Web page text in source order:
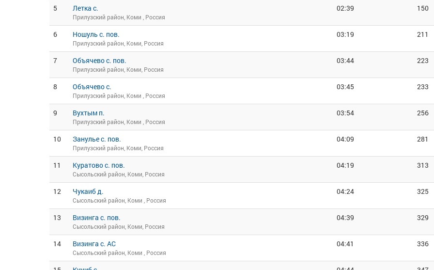
5 Летка с.
Прилузский район, Коми , Россия
02:39 150
6 Ношуль с. пов.
Прилузский район, Коми, Россия
03:19 211
7 Объячево с. пов.
Прилузский район, Коми, Россия
03:44 223
8 Объячево с.
Прилузский район, Коми , Россия
03:45 233
9 Вухтым п.
Прилузский район, Коми , Россия
03:54 256
10 Занулье с. пов.
Прилузский район, Коми, Россия
04:09 281
11 Куратово с. пов.
Сысольский район, Коми, Россия
04:19 313
12 Чукаиб д.
Сысольский район, Коми , Россия
04:24 325
13 Визинга с. пов.
Сысольский район, Коми, Россия
04:39 329
14 Визинга с. АС
Сысольский район, Коми , Россия
04:41 336